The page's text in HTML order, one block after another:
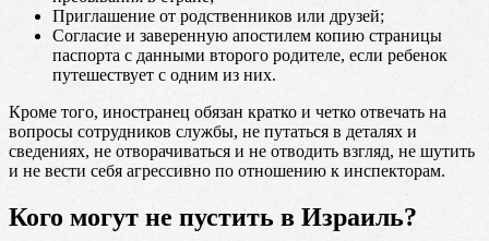
Приглашение от родственников или друзей;
Согласие и заверенную апостилем копию страницы
паспорта с данными второго родителе, если ребенок
путешествует с одним из них.
Кроме того, иностранец обязан кратко и четко отвечать на
вопросы сотрудников службы, не путаться в деталях и
сведениях, не отворачиваться и не отводить взгляд, не шутить
и не вести себя агрессивно по отношению к инспекторам.
Кого могут не пустить в Израиль?